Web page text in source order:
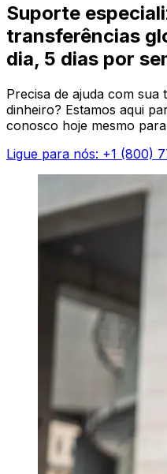
Suporte
transferências
dia, 5 dias por
Precisa de ajuda com
dinheiro? Estamos aqui
conosco hoje mesmo
Ligue para nós: +1 (800)